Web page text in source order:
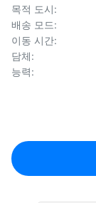
목적 도시:
배송 모드:
이동 시간:
담체:
능력: